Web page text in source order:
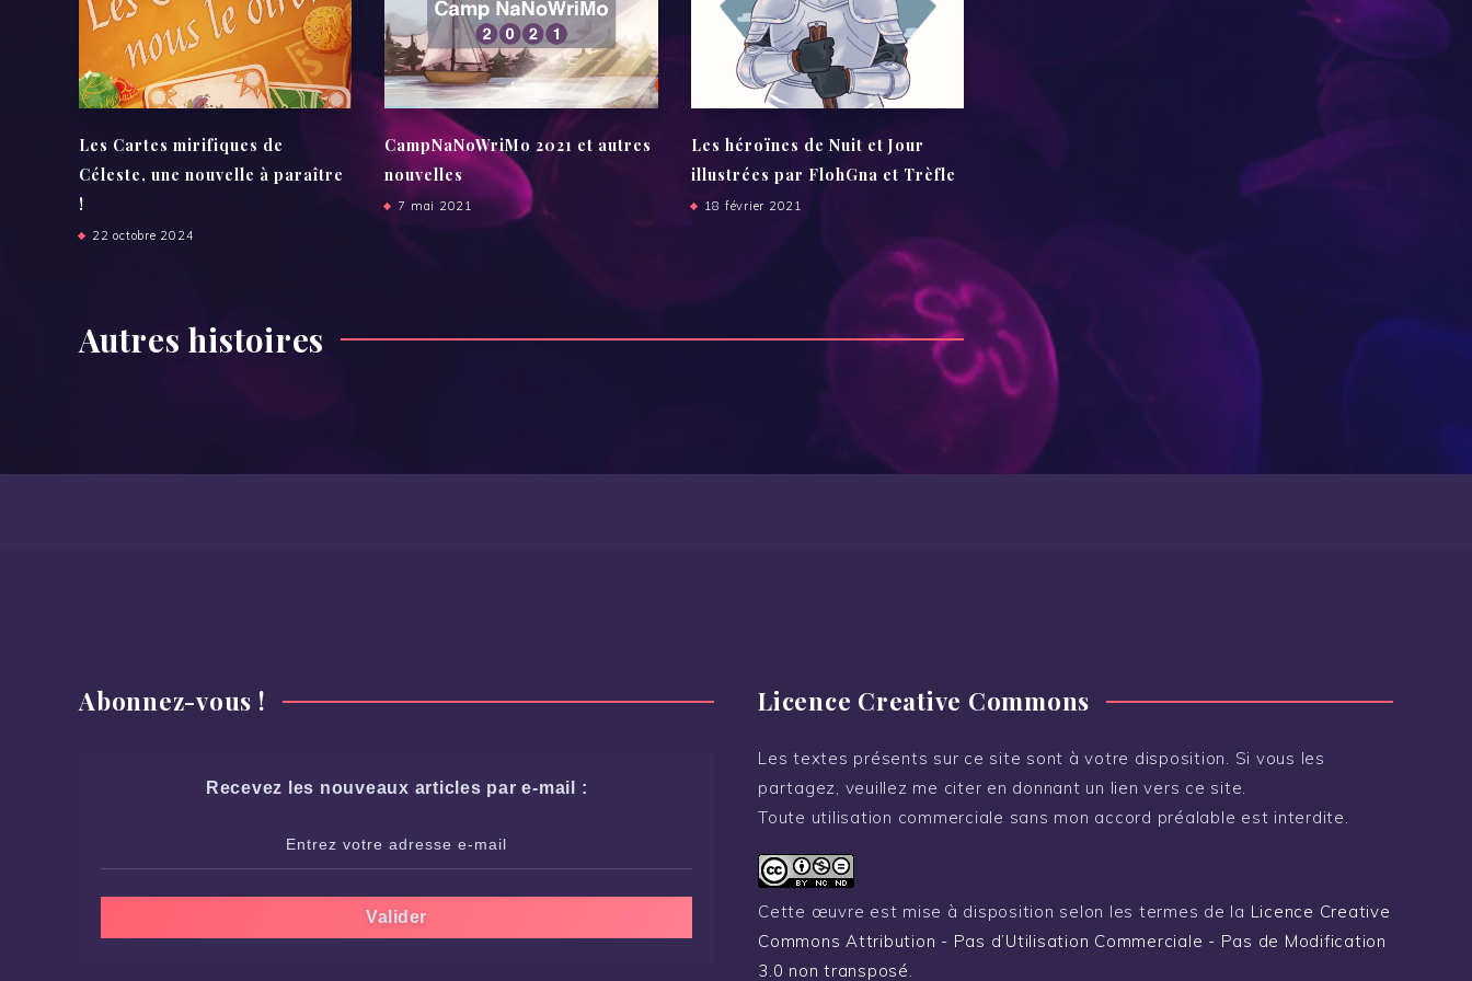
Les Cartes mirifiques de
Céleste, une nouvelle à paraître
!
22 octobre 2024
CampNaNoWriMo 2021 et autres
nouvelles
7 mai 2021
Les héroïnes de Nuit et Jour
illustrées par FlohGna et Trèfle
18 février 2021
Autres histoires
Abonnez-vous !
Recevez les nouveaux articles par e-mail :
Licence Creative Commons
Les textes présents sur ce site sont à votre disposition. Si vous les
partagez, veuillez me citer en donnant un lien vers ce site.
Toute utilisation commerciale sans mon accord préalable est interdite.
Cette œuvre est mise à disposition selon les termes de la Licence Creative
Commons Attribution - Pas d’Utilisation Commerciale - Pas de Modification
3.0 non transposé.